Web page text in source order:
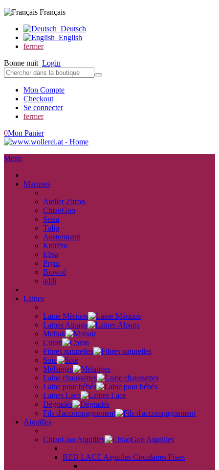
Français
Deutsch
English
fermer
Bonne nuit Login
Mon Compte
Checkout
Se connecter
fermer
0Mon Panier
Menu
Marques
Atelier Zitron
ChiaoGoo
Sesia
Tulip
Austermann
KnitPro
Elisa
Prym
Biowol
addi
Laines
Laine Mérinos
Laines Alpaga
Mohair
Coton
Fibres naturelles
Soie
Mélanges
Laine chaussettes
Laine pour bébés
Laines Lace
Dégradés
Fils d'accompagnement
Aiguilles
ChiaoGoo Aiguilles
RED LACE Aiguilles Circulaires Fixes